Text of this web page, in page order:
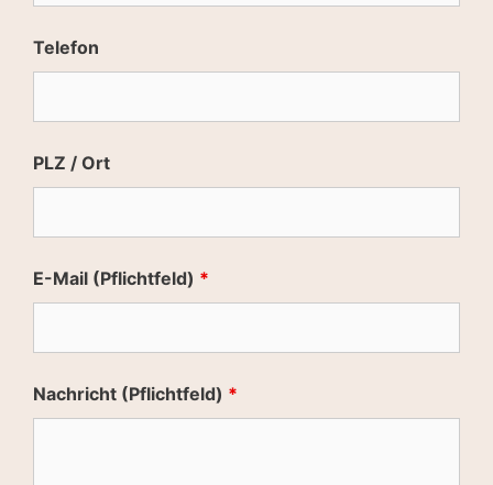
Telefon
PLZ / Ort
E-Mail (Pflichtfeld) *
Nachricht (Pflichtfeld) *